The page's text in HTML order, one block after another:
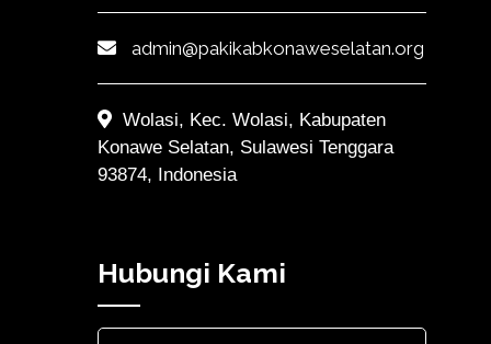
admin@pakikabkonaweselatan.org
Wolasi, Kec. Wolasi, Kabupaten
Konawe Selatan, Sulawesi Tenggara
93874, Indonesia
Hubungi Kami